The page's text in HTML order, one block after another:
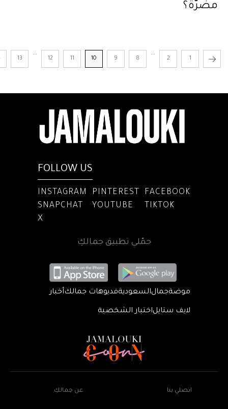
مضرّة؟
1
2
...
8
9
10
11
12
...
13
FOLLOW US
INSTAGRAM PINTEREST
FACEBOOK
SNAPCHAT
YOUTUBE
TIKTOK
X
حمّلي تطبيق جمالكِ
موضةجمالالسعوديةفديوهات جمالكأخبار
لايف ستايلاختبار الشخصية
اتصلي بنا عن جمالكِ